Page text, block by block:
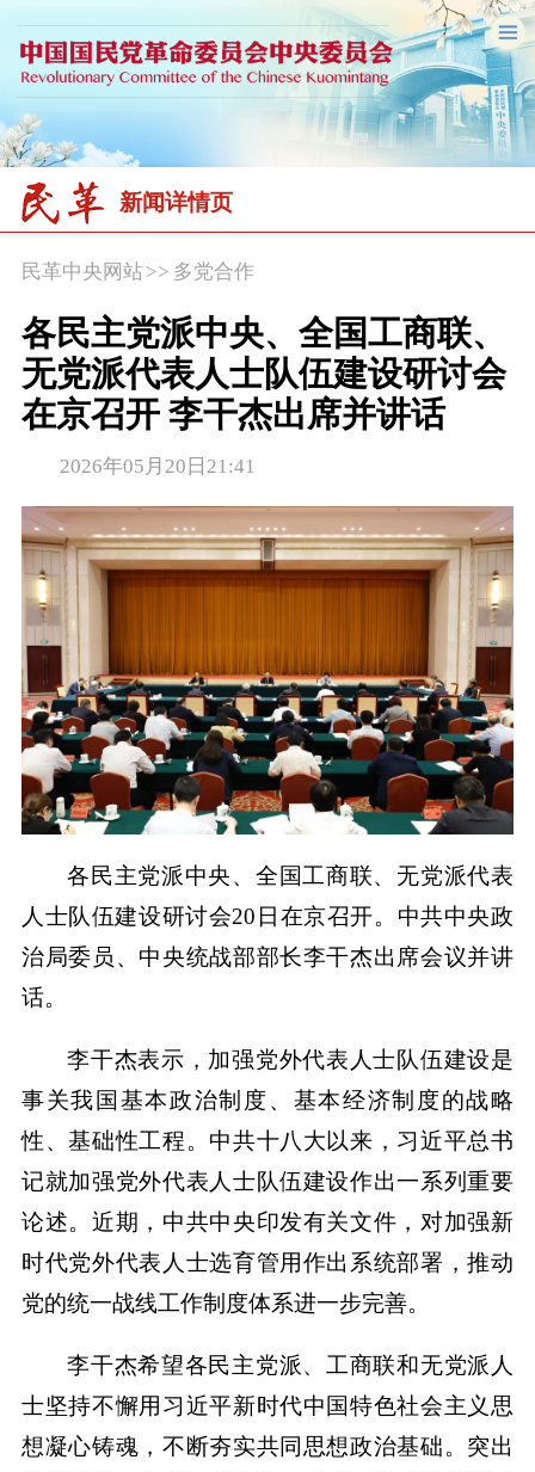
新闻详情页
民革中央网站>> 多党合作
各民主党派中央、全国工商联、
无党派代表人士队伍建设研讨会
在京召开 李干杰出席并讲话
2026年05月20日21:41
各民主党派中央、全国工商联、无党派代表
人士队伍建设研讨会20日在京召开。中共中央政
治局委员、中央统战部部长李干杰出席会议并讲
话。
李干杰表示，加强党外代表人士队伍建设是
事关我国基本政治制度、基本经济制度的战略
性、基础性工程。中共十八大以来，习近平总书
记就加强党外代表人士队伍建设作出一系列重要
论述。近期，中共中央印发有关文件，对加强新
时代党外代表人士选育管用作出系统部署，推动
党的统一战线工作制度体系进一步完善。
李干杰希望各民主党派、工商联和无党派人
士坚持不懈用习近平新时代中国特色社会主义思
想凝心铸魂，不断夯实共同思想政治基础。突出